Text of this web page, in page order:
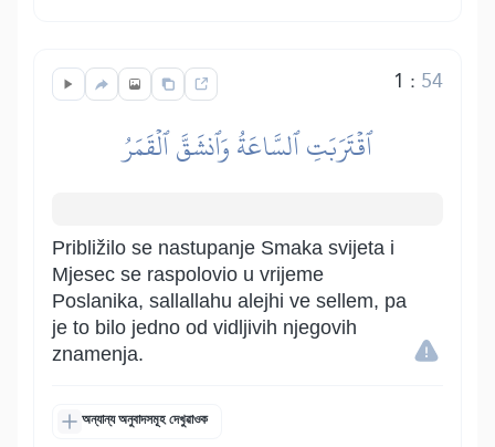
1 : 54
ٱقۡتَرَبَتِ ٱلسَّاعَةُ وَٱنشَقَّ ٱلۡقَمَرُ
Približilo se nastupanje Smaka svijeta i
Mjesec se raspolovio u vrijeme
Poslanika, sallallahu alejhi ve sellem, pa
je to bilo jedno od vidljivih njegovih
znamenja.
অন্যান্য অনুবাদসমূহ দেখুৱাওক